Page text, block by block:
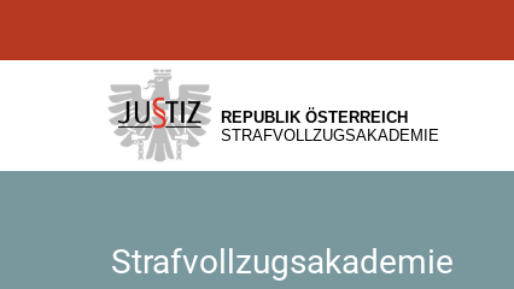
[1]
[2]
[3]
REPUBLIK ÖSTERREICH
STRAFVOLLZUGSAKADEMIE
Strafvollzugsakademie